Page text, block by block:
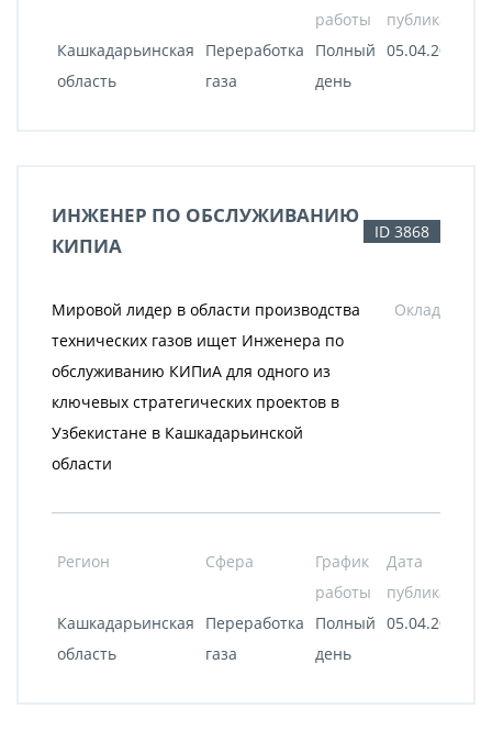
работы
публикации
Кашкадарьинская
область
Переработка
газа
Полный
день
05.04.2022
ИНЖЕНЕР ПО ОБСЛУЖИВАНИЮ
КИПИА
ID 3868
Мировой лидер в области производства
технических газов ищет Инженера по
обслуживанию КИПиА для одного из
ключевых стратегических проектов в
Узбекистане в Кашкадарьинской
области
Оклад
Регион Сфера
График
работы
Дата
публикации
Кашкадарьинская
область
Переработка
газа
Полный
день
05.04.2022